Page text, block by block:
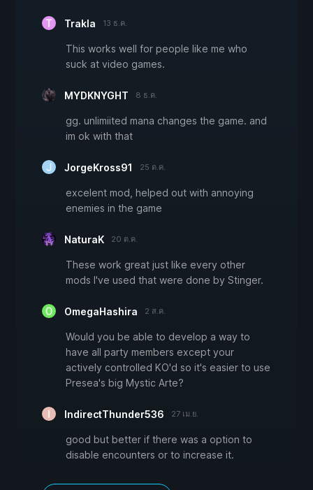
Trakla 13 ธ.ค.
This works well for people like me who
suck at video games.
MYDKNYGHT 8 ธ.ค.
gg. unlimiited mana changes the game. and
im ok with that
JorgeKross91 25 ต.ค.
excelent mod, helped out with annoying
enemies in the game
NaturaK 20 ต.ค.
These work great just like every other
mods I've used that were done by Stinger.
OmegaHashira 2 ส.ค.
Would you be able to develop a way to
have all party members except your
actively controlled KO'd so it's easier to use
Presea's big Mystic Arte?
IndirectThunder536 27 เม.ย.
good but better if there was a option to
disable encounters or to increase it.